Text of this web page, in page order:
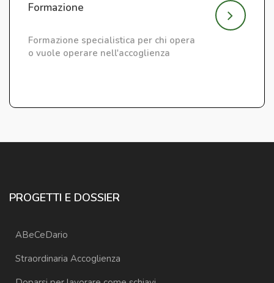
Formazione
Formazione specialistica per chi opera
o vuole operare nell'accoglienza
PROGETTI E DOSSIER
ABeCeDario
Straordinaria Accoglienza